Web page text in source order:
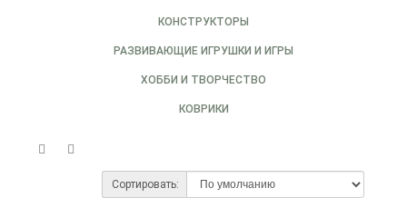
КОНСТРУКТОРЫ
РАЗВИВАЮЩИЕ ИГРУШКИ И ИГРЫ
ХОББИ И ТВОРЧЕСТВО
КОВРИКИ
Сортировать: